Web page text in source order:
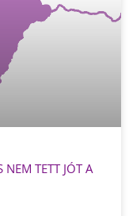
NEM TETT JÓT A